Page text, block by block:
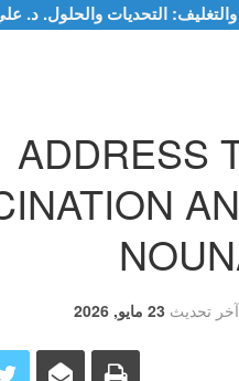
التحديات والحلول. د.
ADDRESS
آخر تحديث 23 مايو, 2026